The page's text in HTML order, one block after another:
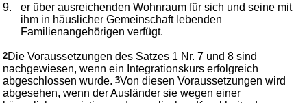
9.
er über ausreichenden Wohnraum für sich und seine mit
ihm in häuslicher Gemeinschaft lebenden
Familienangehörigen verfügt.
2Die Voraussetzungen des Satzes 1 Nr. 7 und 8 sind
nachgewiesen, wenn ein Integrationskurs erfolgreich
abgeschlossen wurde.3Von diesen Voraussetzungen wird
abgesehen, wenn der Ausländer sie wegen einer